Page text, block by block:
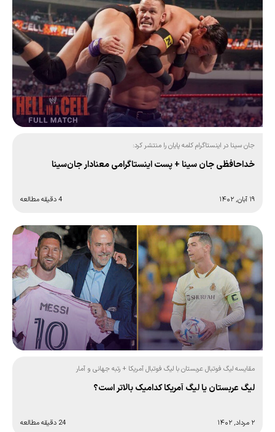
جان سینا در اینستاگرام کلمه پایان را منتشر کرد:
خداحافظی جان سینا + پست اینستاگرامی معنادار جان‌سینا
۱۹ آبان, ۱۴۰۲ 4 دقیقه مطالعه
مقایسه لیگ فوتبال عربستان با لیگ فوتبال آمریکا + رتبه جهانی و آمار
لیگ عربستان یا لیگ آمریکا کدامیک بالاتر است؟
۲ مرداد, ۱۴۰۲ 24 دقیقه مطالعه